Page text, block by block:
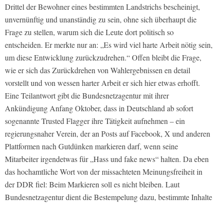
Drittel der Bewohner eines bestimmten Landstrichs bescheinigt,
unvernünftig und unanständig zu sein, ohne sich überhaupt die
Frage zu stellen, warum sich die Leute dort politisch so
entscheiden. Er merkte nur an: „Es wird viel harte Arbeit nötig sein,
um diese Entwicklung zurückzudrehen.“ Offen bleibt die Frage,
wie er sich das Zurückdrehen von Wahlergebnissen en detail
vorstellt und von wessen harter Arbeit er sich hier etwas erhofft.
Eine Teilantwort gibt die Bundesnetzagentur mit ihrer
Ankündigung Anfang Oktober, dass in Deutschland ab sofort
sogenannte Trusted Flagger ihre Tätigkeit aufnehmen – ein
regierungsnaher Verein, der an Posts auf Facebook, X und anderen
Plattformen nach Gutdünken markieren darf, wenn seine
Mitarbeiter irgendetwas für „Hass und fake news“ halten. Da eben
das hochamtliche Wort von der missachteten Meinungsfreiheit in
der DDR fiel: Beim Markieren soll es nicht bleiben. Laut
Bundesnetzagentur dient die Bestempelung dazu, bestimmte Inhalte